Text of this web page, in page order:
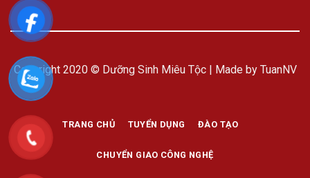
Copyright 2020 © Dưỡng Sinh Miêu Tộc | Made by TuanNV
TRANG CHỦ TUYỂN DỤNG ĐÀO TẠO
CHUYỂN GIAO CÔNG NGHỆ